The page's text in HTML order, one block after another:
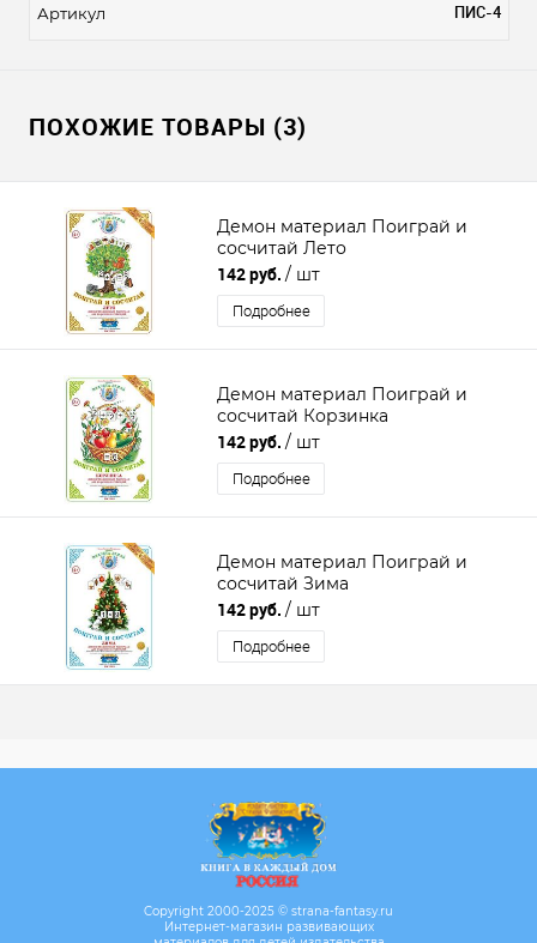
Артикул ПИС-4
ПОХОЖИЕ ТОВАРЫ (3)
Демон материал Поиграй и
сосчитай Лето
142 руб. / шт
Подробнее
Демон материал Поиграй и
сосчитай Корзинка
142 руб. / шт
Подробнее
Демон материал Поиграй и
сосчитай Зима
142 руб. / шт
Подробнее
Copyright 2000-2025 © strana-fantasy.ru
Интернет-магазин развивающих